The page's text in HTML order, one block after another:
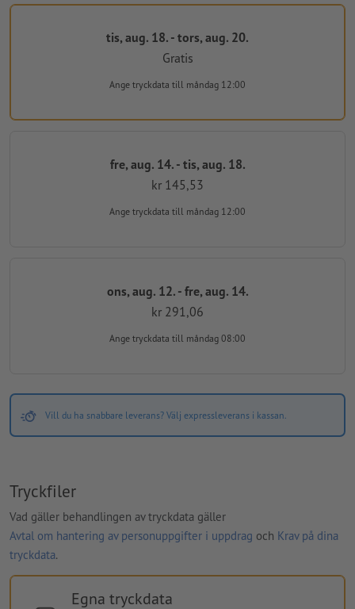
tis, aug. 18. - tors, aug. 20.
Gratis
Ange tryckdata till måndag 12:00
fre, aug. 14. - tis, aug. 18.
kr 145,53
Ange tryckdata till måndag 12:00
ons, aug. 12. - fre, aug. 14.
kr 291,06
Ange tryckdata till måndag 08:00
Vill du ha snabbare leverans? Välj expressleverans i kassan.
Tryckfiler
Vad gäller behandlingen av tryckdata gäller
Avtal om hantering av personuppgifter i uppdrag och Krav på dina
tryckdata.
Egna tryckdata